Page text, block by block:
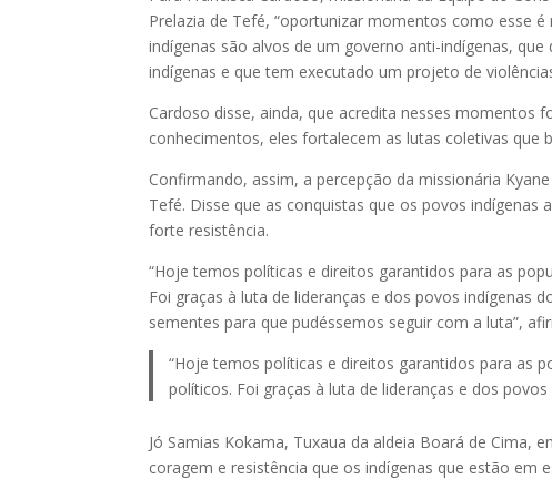
Prelazia de Tefé, “oportunizar momentos como esse
indígenas são alvos de um governo anti-indígenas,
indígenas e que tem executado um projeto de
Cardoso disse, ainda, que acredita nesses momentos
conhecimentos, eles fortalecem as lutas coletivas que
Confirmando, assim, a percepção da missionária
Tefé. Disse que as conquistas que os povos
forte resistência.
“Hoje temos políticas e direitos garantidos para as
Foi graças à luta de lideranças e dos povos indígenas
sementes para que pudéssemos seguir com a luta”,
“Hoje temos políticas e direitos garantidos para as
políticos. Foi graças à luta de lideranças e dos povos
Jó Samias Kokama, Tuxaua da aldeia Boará de Cima,
coragem e resistência que os indígenas que estão em